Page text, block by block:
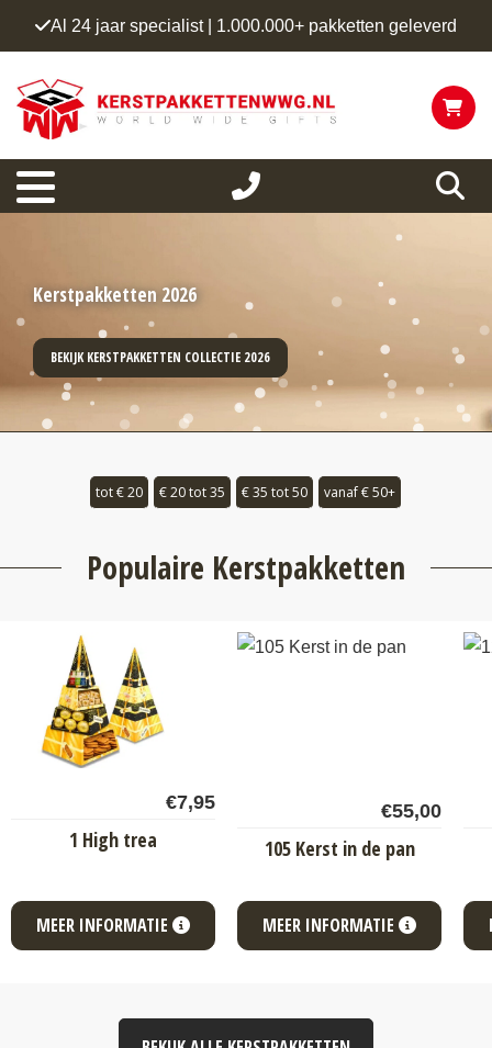
Al 24 jaar specialist | 1.000.000+ pakketten geleverd
Kerstpakketten 2026
BEKIJK KERSTPAKKETTEN COLLECTIE 2026
tot € 20 € 20 tot 35 € 35 tot 50 vanaf € 50+
Populaire Kerstpakketten
€7,95
1 High trea
MEER INFORMATIE
€55,00
105 Kerst in de pan
MEER INFORMATIE